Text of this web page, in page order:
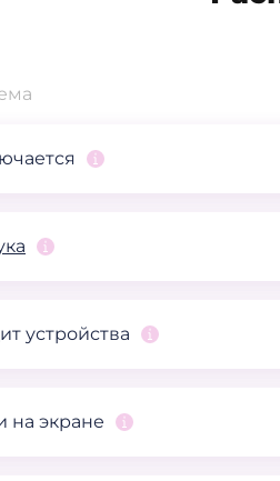
устройства
на экране